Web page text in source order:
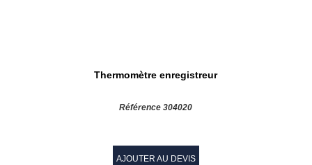
Thermomètre enregistreur
Référence 304020
AJOUTER AU DEVIS